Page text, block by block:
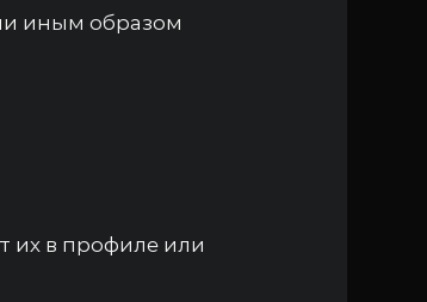
иным образом
их в профиле или